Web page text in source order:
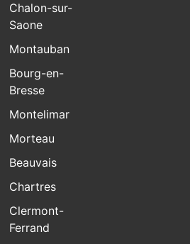
Chalon-sur-
Saone
Montauban
Bourg-en-
Bresse
Montelimar
Morteau
Beauvais
Chartres
Clermont-
Ferrand